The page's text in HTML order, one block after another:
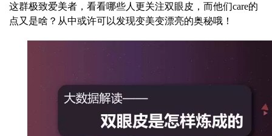
这群极致爱美者，看看哪些人更关注双眼皮，而他们care的
点又是啥？从中或许可以发现变美变漂亮的奥秘哦！